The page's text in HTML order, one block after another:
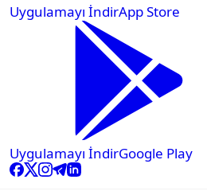
Uygulamayı İndirApp Store
Uygulamayı İndirGoogle Play